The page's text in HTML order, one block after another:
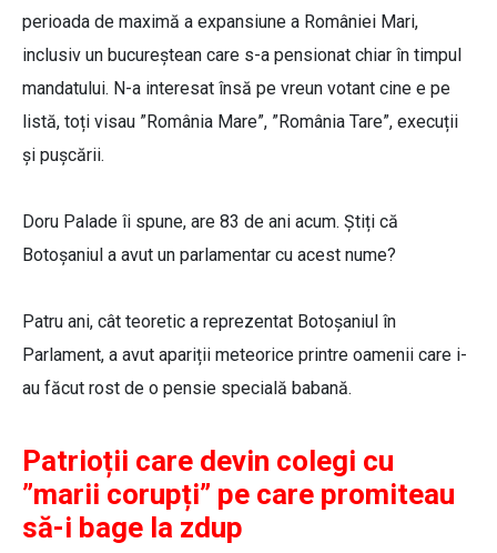
perioada de maximă a expansiune a României Mari,
inclusiv un bucureștean care s-a pensionat chiar în timpul
mandatului. N-a interesat însă pe vreun votant cine e pe
listă, toți visau ”România Mare”, ”România Tare”, execuții
și pușcării.
Doru Palade îi spune, are 83 de ani acum. Știți că
Botoșaniul a avut un parlamentar cu acest nume?
Patru ani, cât teoretic a reprezentat Botoșaniul în
Parlament, a avut apariții meteorice printre oamenii care i-
au făcut rost de o pensie specială babană.
Patrioții care devin colegi cu
”marii corupți” pe care promiteau
să-i bage la zdup